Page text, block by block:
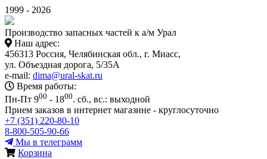
1999 - 2026
Производство запасных частей к а/м Урал
Наш адрес:
456313 Россия, Челябинская обл., г. Миасс,
ул. Объездная дорога, 5/35А
e-mail: dima@ural-skat.ru
Время работы:
Пн-Пт 900 - 1800. сб., вс.: выходной
Прием заказов в интернет магазине - круглосуточно
+7 (351) 220-80-10
8-800-505-90-66
Мы в телеграмм
Корзина